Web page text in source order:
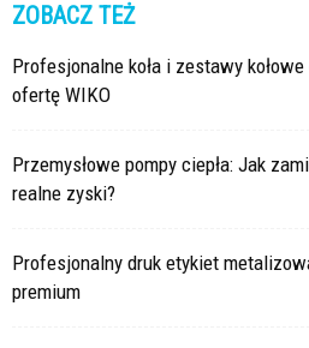
ZOBACZ TEŻ
Profesjonalne koła i zestawy
ofertę WIKO
Przemysłowe pompy ciepła: Jak
realne zyski?
Profesjonalny druk etykiet
premium